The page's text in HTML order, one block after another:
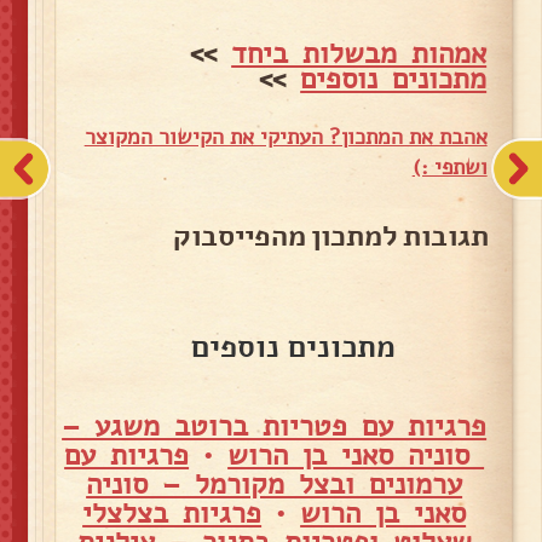
אמהות מבשלות ביחד >>
מתכונים נוספים>>
אהבת את המתכון? העתיקי את הקישור המקוצר
ושתפי :)
תגובות למתכון מהפייסבוק
מתכונים נוספים
פרגיות עם פטריות ברוטב משגע –
סוניה סאני בן הרוש • פרגיות עם
ערמונים ובצל מקורמל – סוניה
סאני בן הרוש • פרגיות בצלצלי